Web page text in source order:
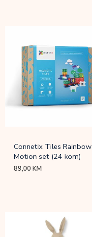
Connetix Tiles Rainbow
Motion set (24 kom)
89,00KM